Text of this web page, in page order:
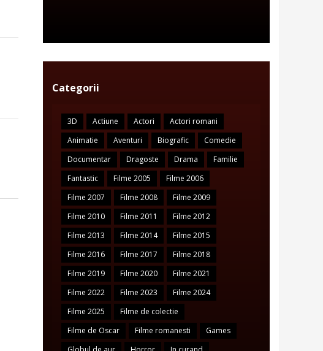
Categorii
3D Actiune Actori
Actori romani
Animatie
Aventuri Biografic
Comedie
Documentar
Dragoste Drama
Familie
Fantastic
Filme 2005
Filme 2006
Filme 2007
Filme 2008
Filme 2009
Filme 2010
Filme 2011
Filme 2012
Filme 2013
Filme 2014
Filme 2015
Filme 2016
Filme 2017
Filme 2018
Filme 2019
Filme 2020
Filme 2021
Filme 2022
Filme 2023
Filme 2024
Filme 2025
Filme de colectie
Filme de Oscar
Filme romanesti
Games